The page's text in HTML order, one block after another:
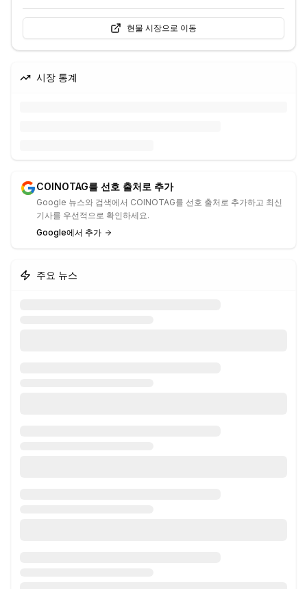
현물 시장으로 이동
시장 통계
COINOTAG를 선호 출처로 추가
Google 뉴스와 검색에서 COINOTAG를 선호 출처로 추가하고 최신
기사를 우선적으로 확인하세요.
Google에서 추가
주요 뉴스